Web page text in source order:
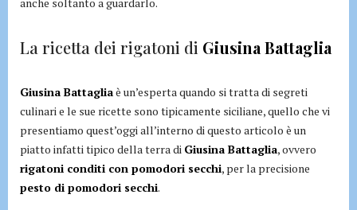
anche soltanto a guardarlo.
La ricetta dei rigatoni di Giusina Battaglia
Giusina Battagliaè un’esperta quando si tratta di segreti
culinari e le sue ricette sono tipicamente siciliane, quello che vi
presentiamo quest’oggi all’interno di questo articolo è un
piatto infatti tipico della terra di Giusina Battaglia, ovvero
rigatoni conditi con pomodori secchi, per la precisione
pesto di pomodori secchi.